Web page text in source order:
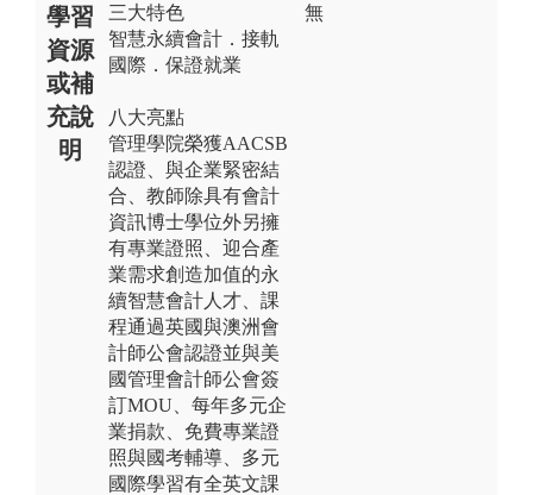
學習
資源
或補
充說
明
三大特色
智慧永續會計．接軌
國際．保證就業
八大亮點
管理學院榮獲AACSB
認證、與企業緊密結
合、教師除具有會計
資訊博士學位外另擁
有專業證照、迎合產
業需求創造加值的永
續智慧會計人才、課
程通過英國與澳洲會
計師公會認證並與美
國管理會計師公會簽
訂MOU、每年多元企
業捐款、免費專業證
照與國考輔導、多元
國際學習有全英文課
無